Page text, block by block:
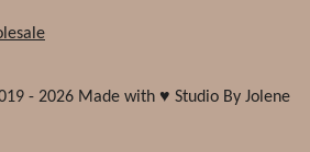
- 2026 Made with ♥ Studio By Jolene